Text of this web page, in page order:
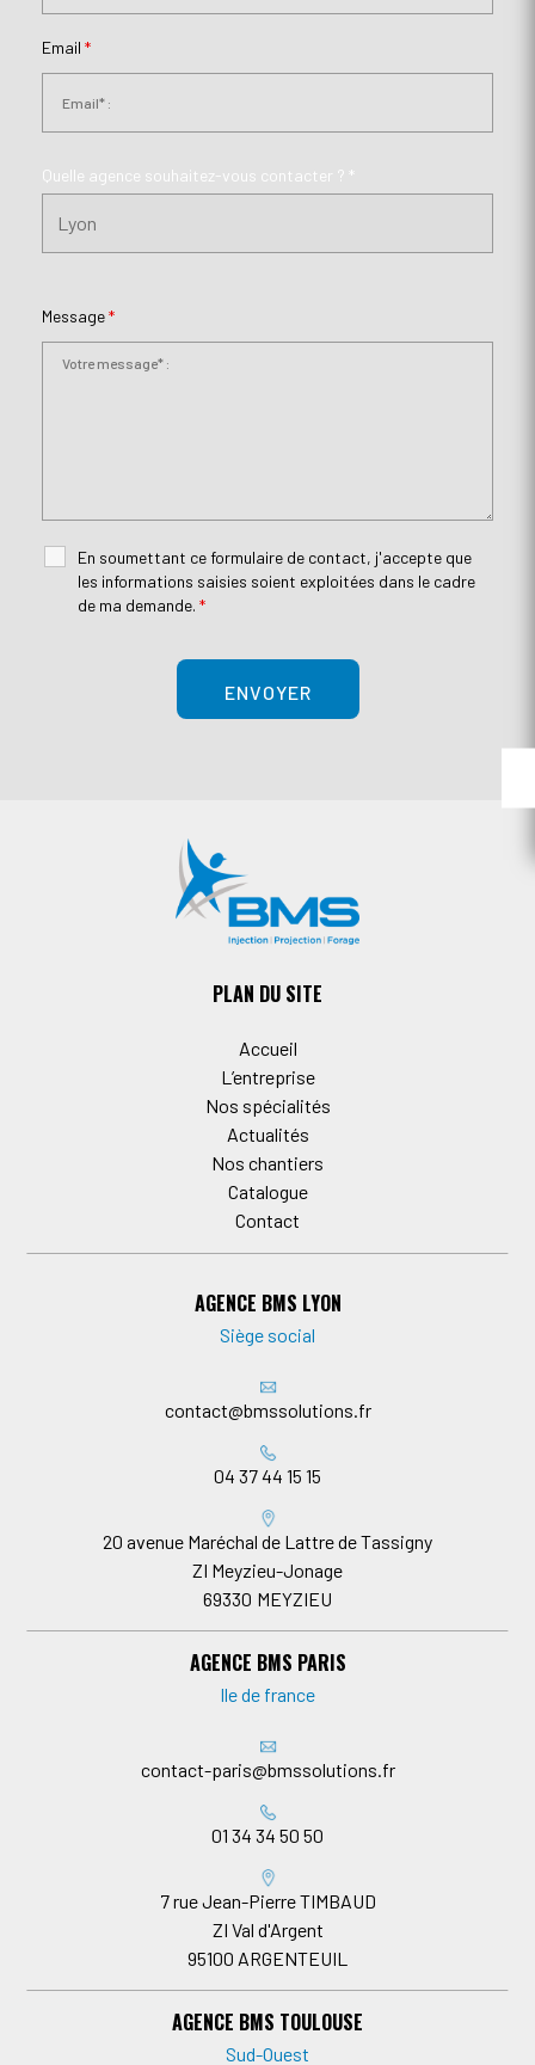
Email *
Quelle agence souhaitez-vous contacter ? *
Message*
En soumettant ce formulaire de contact, j'accepte que
les informations saisies soient exploitées dans le cadre
de ma demande. *
PLAN DU SITE
Accueil
L’entreprise
Nos spécialités
Actualités
Nos chantiers
Catalogue
Contact
AGENCE BMS LYON
Siège social
contact@bmssolutions.fr
04 37 44 15 15
20 avenue Maréchal de Lattre de Tassigny
ZI Meyzieu-Jonage
69330 MEYZIEU
AGENCE BMS PARIS
Ile de france
contact-paris@bmssolutions.fr
01 34 34 50 50
7 rue Jean-Pierre TIMBAUD
ZI Val d'Argent
95100 ARGENTEUIL
AGENCE BMS TOULOUSE
Sud-Ouest